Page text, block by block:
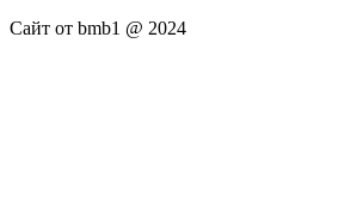
Сайт от bmb1 @ 2024